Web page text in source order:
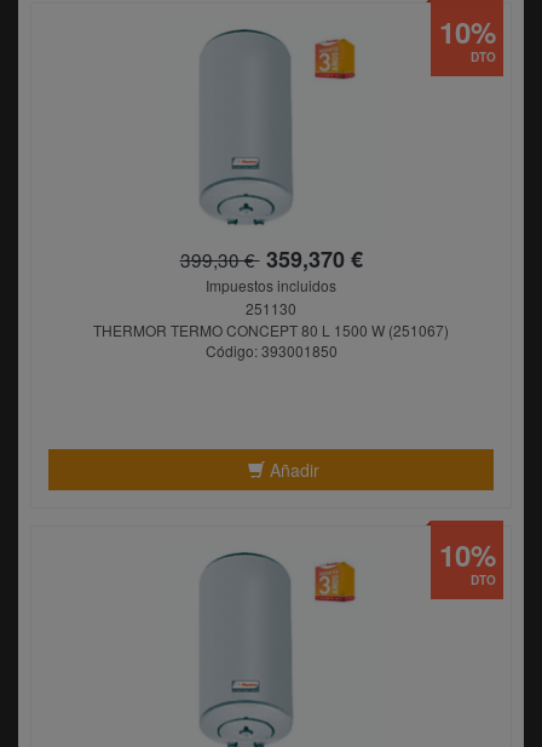
399,30 €359,370 €
Impuestos incluidos
251130
THERMOR TERMO CONCEPT 80 L 1500 W (251067)
Código: 393001850
Añadir
DTO
10%
DTO
10%